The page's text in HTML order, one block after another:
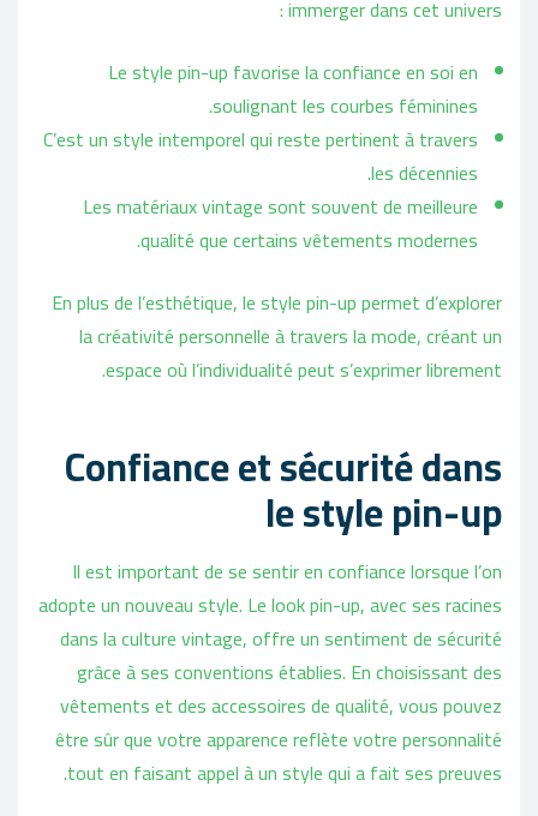
immerger dans cet univers :
Le style pin-up favorise la confiance en soi en
soulignant les courbes féminines.
C’est un style intemporel qui reste pertinent à travers
les décennies.
Les matériaux vintage sont souvent de meilleure
qualité que certains vêtements modernes.
En plus de l’esthétique, le style pin-up permet d’explorer
la créativité personnelle à travers la mode, créant un
espace où l’individualité peut s’exprimer librement.
Confiance et sécurité dans
le style pin-up
Il est important de se sentir en confiance lorsque l’on
adopte un nouveau style. Le look pin-up, avec ses racines
dans la culture vintage, offre un sentiment de sécurité
grâce à ses conventions établies. En choisissant des
vêtements et des accessoires de qualité, vous pouvez
être sûr que votre apparence reflète votre personnalité
tout en faisant appel à un style qui a fait ses preuves.